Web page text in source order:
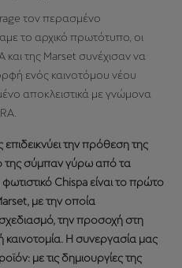
τον περασμένο
το αρχικό πρωτότυπο, οι
και της Marset συνέχισαν να
ενός καινοτόμου νέου
αποκλειστικά με γνώμονα
την πρόθεση της
της σύμπαν γύρω από τα
Chispa είναι το πρώτο
με την οποία
την προσοχή στη
καινοτομία. Η συνεργασία μας
με τις δημιουργίες της